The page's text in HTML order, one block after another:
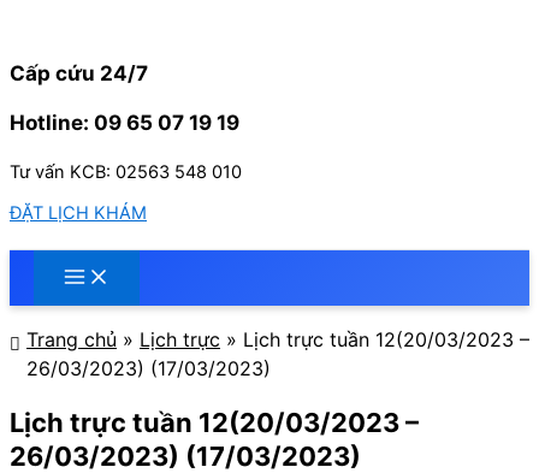
nội
Cấp cứu 24/7
Hotline: 09 65 07 19 19
Tư vấn KCB: 02563 548 010
ĐẶT LỊCH KHÁM
Trang chủ » Lịch trực » Lịch trực tuần 12(20/03/2023 –
26/03/2023) (17/03/2023)
Lịch trực tuần 12(20/03/2023 –
26/03/2023) (17/03/2023)